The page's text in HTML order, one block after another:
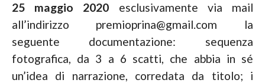
25 maggio 2020 esclusivamente via mail
all’indirizzo premioprina@gmail.com la
seguente documentazione: sequenza
fotografica, da 3 a 6 scatti, che abbia in sé
un’idea di narrazione, corredata da titolo; i